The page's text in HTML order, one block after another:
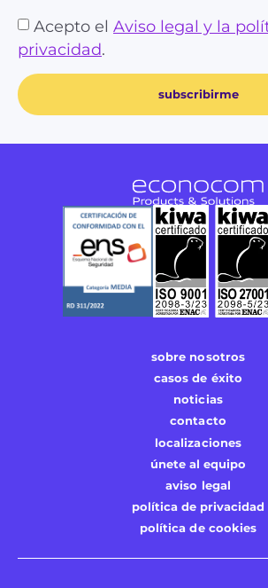
Acepto el Aviso legal y la
privacidad.
subscribirme
sobre nosotros
casos de éxito
noticias
contacto
localizaciones
únete al equipo
aviso legal
política de privacidad
política de cookies